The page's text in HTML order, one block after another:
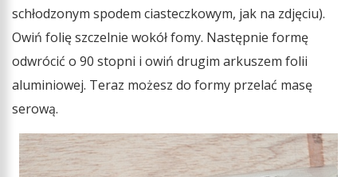
schłodzonym spodem ciasteczkowym, jak na zdjęciu).
Owiń folię szczelnie wokół fomy. Następnie formę
odwrócić o 90 stopni i owiń drugim arkuszem folii
aluminiowej. Teraz możesz do formy przelać masę
serową.